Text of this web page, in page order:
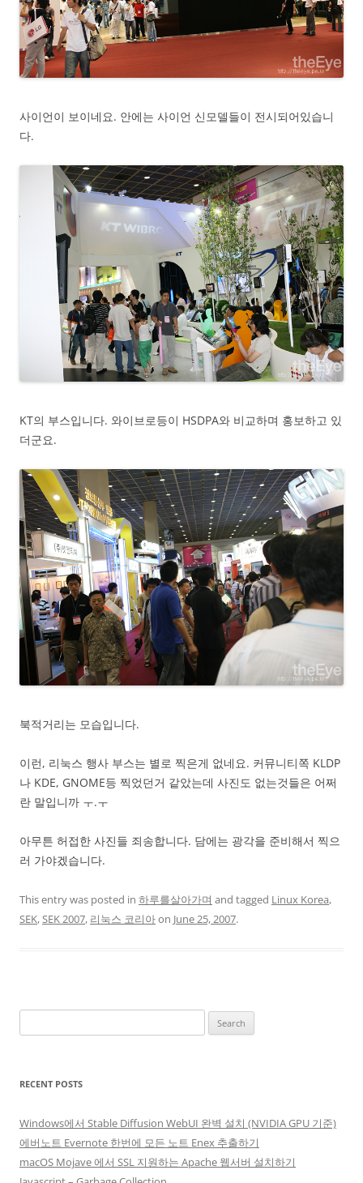
사이언이 보이네요. 안에는 사이언 신모델들이 전시되어있습니
다.
KT의 부스입니다. 와이브로등이 HSDPA와 비교하며 홍보하고 있
더군요.
북적거리는 모습입니다.
이런, 리눅스 행사 부스는 별로 찍은게 없네요. 커뮤니티쪽 KLDP
나 KDE, GNOME등 찍었던거 같았는데 사진도 없는것들은 어쩌
란 말입니까 ㅜ.ㅜ
아무튼 허접한 사진들 죄송합니다. 담에는 광각을 준비해서 찍으
러 가야겠습니다.
This entry was posted in 하루를살아가며 and tagged Linux Korea,
SEK,SEK 2007, 리눅스 코리아on June 25, 2007.
for:
RECENT POSTS
Windows에서 Stable Diffusion WebUI 완벽 설치 (NVIDIA GPU 기준)
에버노트 Evernote 한번에 모든 노트 Enex 추출하기
macOS Mojave 에서 SSL 지원하는 Apache 웹서버 설치하기